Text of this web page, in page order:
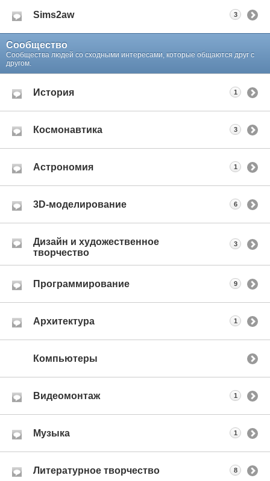
Sims2aw 3
Сообщество
Сообщества людей со сходными интересами, которые общаются друг с
другом.
История 1
Космонавтика 3
Астрономия 1
3D-моделирование 6
Дизайн и художественное
творчество
3
Программирование 9
Архитектура 1
Компьютеры
Видеомонтаж 1
Музыка 1
Литературное творчество 8